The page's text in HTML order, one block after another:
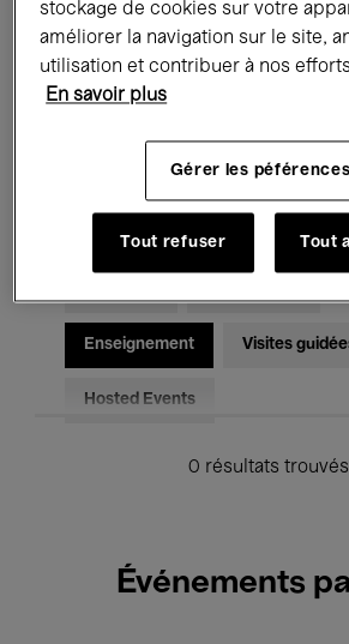
Expositions
Rencontres & Débats
Musique classique Global
Enseignement Visites
Hosted Events
0 résultats trouvés
Événements
stockage de cookies sur votre
améliorer la navigation sur le site,
utilisation et contribuer à nos
En savoir plus
Gérer les péférences
Tout refuser Tout